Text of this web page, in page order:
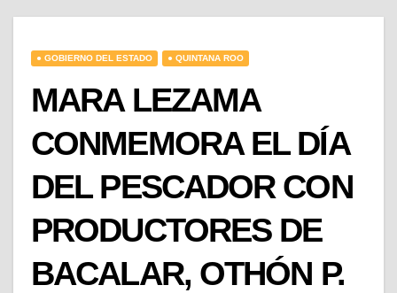
● GOBIERNO DEL ESTADO ● QUINTANA ROO
MARA LEZAMA
CONMEMORA EL DÍA
DEL PESCADOR CON
PRODUCTORES DE
BACALAR, OTHÓN P.